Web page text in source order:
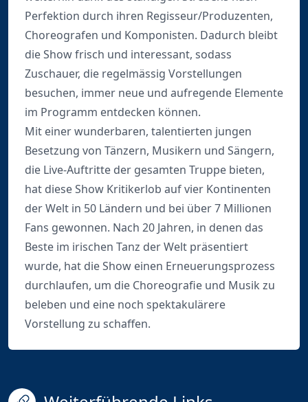
Perfektion durch ihren Regisseur/Produzenten,
Choreografen und Komponisten. Dadurch bleibt
die Show frisch und interessant, sodass
Zuschauer, die regelmässig Vorstellungen
besuchen, immer neue und aufregende Elemente
im Programm entdecken können.
Mit einer wunderbaren, talentierten jungen
Besetzung von Tänzern, Musikern und Sängern,
die Live-Auftritte der gesamten Truppe bieten,
hat diese Show Kritikerlob auf vier Kontinenten
der Welt in 50 Ländern und bei über 7 Millionen
Fans gewonnen. Nach 20 Jahren, in denen das
Beste im irischen Tanz der Welt präsentiert
wurde, hat die Show einen Erneuerungsprozess
durchlaufen, um die Choreografie und Musik zu
beleben und eine noch spektakulärere
Vorstellung zu schaffen.